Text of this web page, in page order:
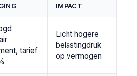
IMPACT
tarief
Licht hogere
belastingdruk
op vermogen